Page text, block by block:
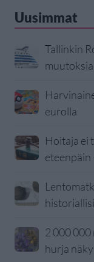
Uusimmat
Tallinkin
eurolla
Hoitaja ei
eteenpäin
2 000
hurja